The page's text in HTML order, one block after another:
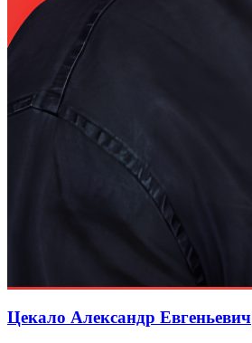
Цекало Александр Евгеньевич